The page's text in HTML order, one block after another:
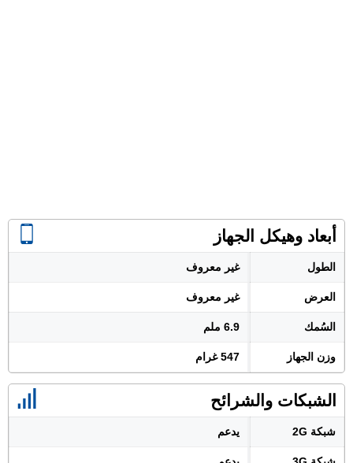
أبعاد وهيكل الجهاز
الطول غير معروف
العرض غير معروف
السُمك 6.9 ملم
وزن الجهاز 547 غرام
الشبكات والشرائح
شبكة 2G يدعم